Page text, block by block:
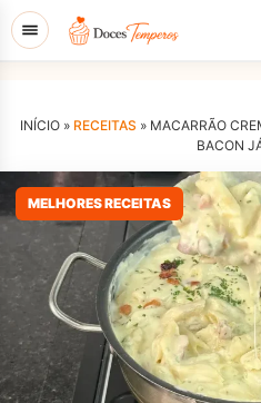
INÍCIO » RECEITAS » MACARRÃO
BACON
MELHORES RECEITAS